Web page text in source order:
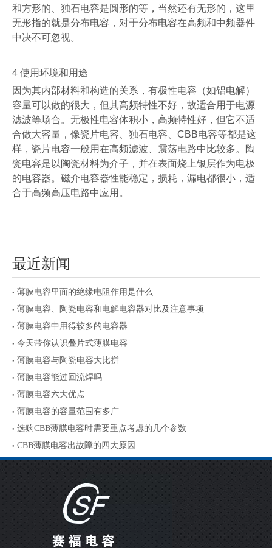
和方形的、独石电容是圆形的等，当然还有无形的，这里
无形指的就是分布电容，对于分布电容在高频和中频器件
中决不可忽视。
4 使用环境和用途
因为其内部材料和构造的关系，有极性电容（如铝电解）
容量可以做的很大，但其高频特性不好，故适合用于电源
滤波等场合。无极性电容体积小，高频特性好，但它不适
合做大容量，像瓷片电容、独石电容、 CBB电容等都是这
样，瓷片电容一般用在高频滤波、震荡电路中比较多。陶
瓷电容是以陶瓷材料为介子，并在表面烧上银层作为电极
的电容器。磁介电容器性能稳定，损耗，漏电都很小，适
合于高频高压电路中应用。
最近新闻
薄膜电容里面的绝缘电阻作用是什么
薄膜电容、陶瓷电容和电解电容器对比及注意事项
薄膜电容中用得较多的电容器
今天带你认识叠片式薄膜电容
薄膜电容与陶瓷电容大比拼
薄膜电容能过回流焊吗
薄膜电容六大优点
薄膜电容的容量范围有多广
选购CBB薄膜电容时需要重点考虑的几个参数
CBB薄膜电容出故障的四大原因